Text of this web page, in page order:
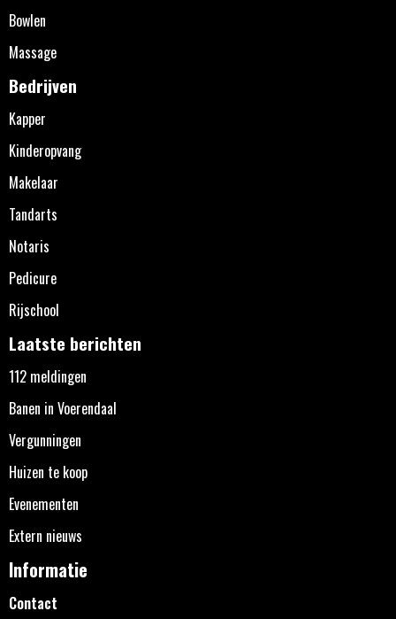
Bowlen
Massage
Bedrijven
Kapper
Kinderopvang
Makelaar
Tandarts
Notaris
Pedicure
Rijschool
Laatste berichten
112 meldingen
Banen in Voerendaal
Vergunningen
Huizen te koop
Evenementen
Extern nieuws
Informatie
Contact